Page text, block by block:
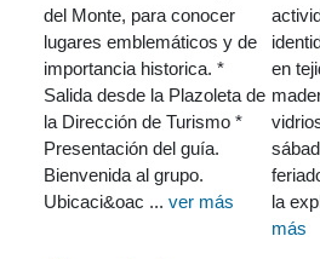
del Monte, para conocer
lugares emblemáticos y de
importancia historica. *
Salida desde la Plazoleta de
la Dirección de Turismo *
Presentación del guía.
Bienvenida al grupo.
Ubicaci&oac ... ver más
en
la
más